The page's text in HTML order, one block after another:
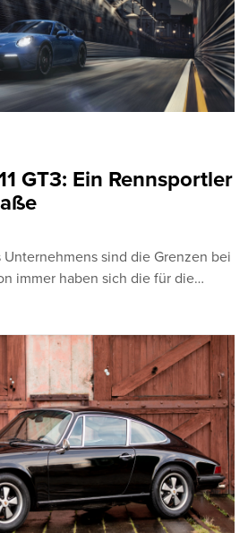
GT3: Ein Rennsportler
sind die Grenzen bei
immer haben sich die für die…